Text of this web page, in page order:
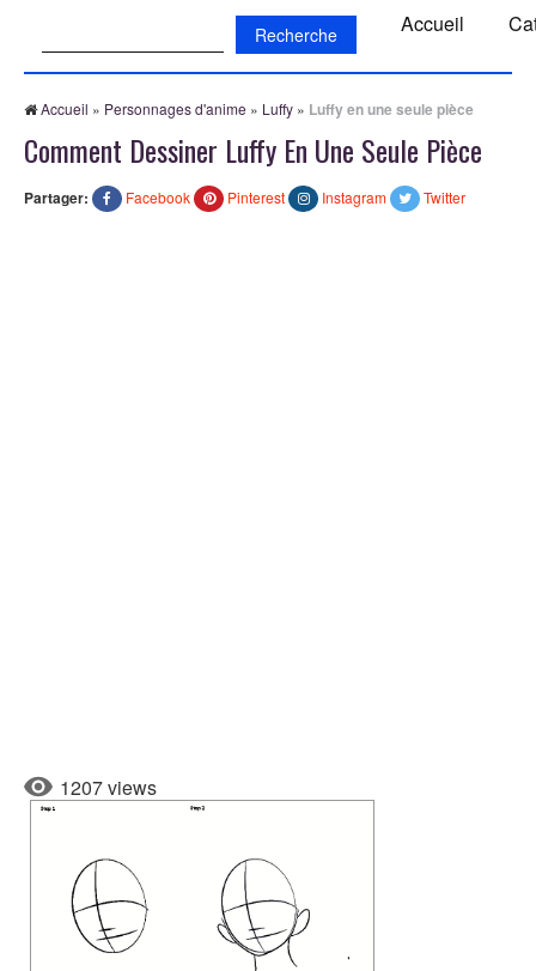
Accueil
Accueil » Personnages d'anime » Luffy » Luffy en une seule pièce
Comment Dessiner Luffy En Une Seule Pièce
Partager: Facebook Pinterest Instagram Twitter
1207 views